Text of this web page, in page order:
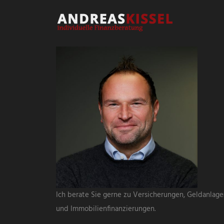
Ich berate Sie gerne zu Versicherungen,
und Immobilienfinanzierungen.